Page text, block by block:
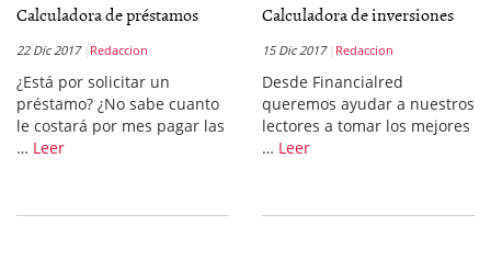
Calculadora de préstamos
22 Dic 2017 Redaccion
¿Está por solicitar un
préstamo? ¿No sabe cuanto
le costará por mes pagar las
… Leer
Calculadora de inversiones
15 Dic 2017 Redaccion
Desde Financialred
queremos ayudar a nuestros
lectores a tomar los mejores
… Leer